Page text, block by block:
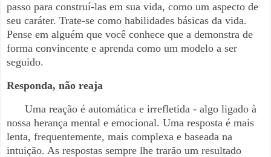
passo para construí-las em sua vida, como um aspecto de
seu caráter. Trate-se como habilidades básicas da vida.
Pense em alguém que você conhece que a demonstra de
forma convincente e aprenda como um modelo a ser
seguido.
Responda, não reaja
Uma reação é automática e irrefletida - algo ligado à
nossa herança mental e emocional. Uma resposta é mais
lenta, frequentemente, mais complexa e baseada na
intuição. As respostas sempre lhe trarão um resultado